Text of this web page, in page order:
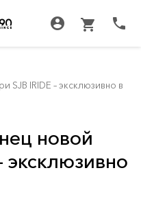
account_circle shopping_cart call
SJB IRIDE – эксклюзивно в
новой
эксклюзивно